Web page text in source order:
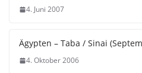
4. Juni 2007
Ägypten – Taba / Sinai
4. Oktober 2006